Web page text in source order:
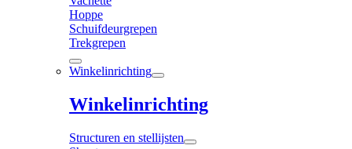
Hoppe
Schuifdeurgrepen
Trekgrepen
Winkelinrichting
Winkelinrichting
Structuren en stellijsten